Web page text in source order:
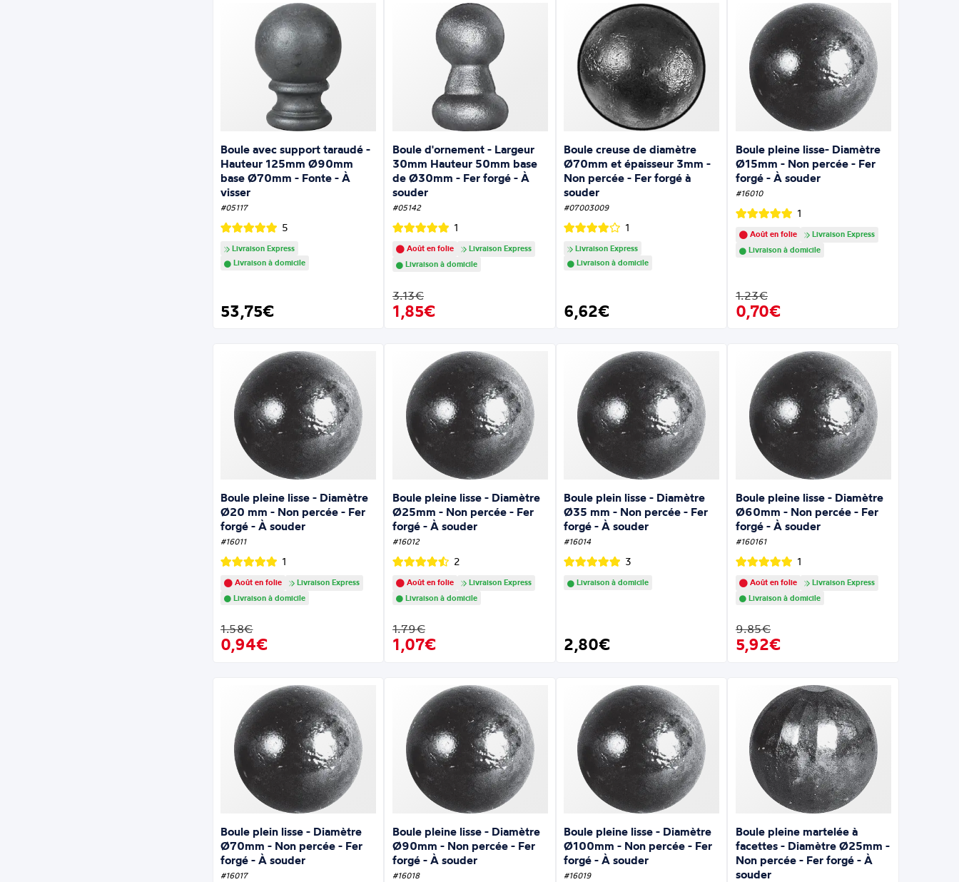
Boule avec support taraudé -
Hauteur 125mm Ø90mm
base Ø70mm - Fonte - À
visser
#05117
5
Livraison Express
Livraison à domicile
53,75€
Boule d'ornement - Largeur
30mm Hauteur 50mm base
de Ø30mm - Fer forgé - À
souder
#05142
1
Août en folie
Livraison Express
Livraison à domicile
3.13€
1,85€
Boule creuse de diamètre
Ø70mm et épaisseur 3mm -
Non percée - Fer forgé à
souder
#07003009
1
Livraison Express
Livraison à domicile
6,62€
Boule pleine lisse- Diamètre
Ø15mm - Non percée - Fer
forgé - À souder
#16010
1
Août en folie
Livraison Express
Livraison à domicile
1.23€
0,70€
Boule pleine lisse - Diamètre
Ø20 mm - Non percée - Fer
forgé - À souder
#16011
1
Août en folie
Livraison Express
Livraison à domicile
1.58€
0,94€
Boule pleine lisse - Diamètre
Ø25mm - Non percée - Fer
forgé - À souder
#16012
2
Août en folie
Livraison Express
Livraison à domicile
1.79€
1,07€
Boule plein lisse - Diamètre
Ø35 mm - Non percée - Fer
forgé - À souder
#16014
3
Livraison à domicile
2,80€
Boule pleine lisse - Diamètre
Ø60mm - Non percée - Fer
forgé - À souder
#160161
1
Août en folie
Livraison Express
Livraison à domicile
9.85€
5,92€
Boule plein lisse - Diamètre
Ø70mm - Non percée - Fer
forgé - À souder
#16017
Boule pleine lisse - Diamètre
Ø90mm - Non percée - Fer
forgé - À souder
#16018
Boule pleine lisse - Diamètre
Ø100mm - Non percée - Fer
forgé - À souder
#16019
Boule pleine martelée à
facettes - Diamètre Ø25mm -
Non percée - Fer forgé - À
souder